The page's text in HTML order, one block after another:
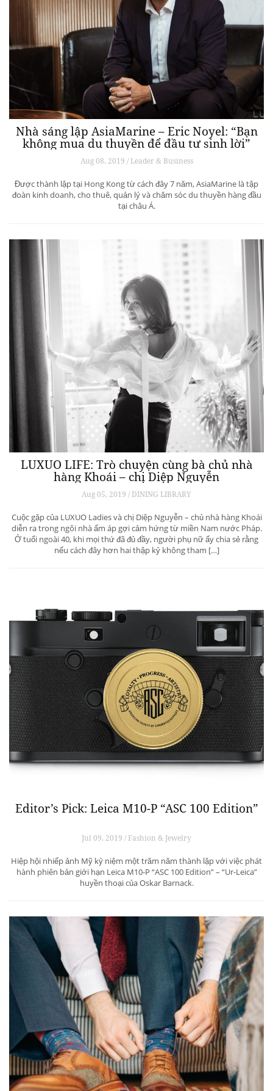
Nhà sáng lập AsiaMarine – Eric Noyel: “Bạn
không mua du thuyền để đầu tư sinh lời”
Aug 08, 2019 / Leader & Business
Được thành lập tại Hong Kong từ cách đây 7 năm, AsiaMarine là tập
đoàn kinh doanh, cho thuê, quản lý và chăm sóc du thuyền hàng đầu
tại châu Á.
LUXUO LIFE: Trò chuyện cùng bà chủ nhà
hàng Khoái – chị Diệp Nguyễn
Aug 05, 2019 / DINING LIBRARY
Cuộc gặp của LUXUO Ladies và chị Diệp Nguyễn – chủ nhà hàng Khoái
diễn ra trong ngôi nhà ấm áp gợi cảm hứng từ miền Nam nước Pháp.
Ở tuổi ngoài 40, khi mọi thứ đã đủ đầy, người phụ nữ ấy chia sẻ rằng
nếu cách đây hơn hai thập kỷ không tham […]
Editor’s Pick: Leica M10-P “ASC 100 Edition”
Jul 09, 2019 / Fashion & Jewelry
Hiệp hội nhiếp ảnh Mỹ kỷ niệm một trăm năm thành lập với việc phát
hành phiên bản giới hạn Leica M10-P “ASC 100 Edition” – “Ur-Leica”
huyền thoại của Oskar Barnack.